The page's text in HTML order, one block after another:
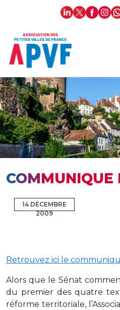
COMMUNIQUE
14 DÉCEMBRE
2009
Retrouvez ici le
Alors que le Sénat
du premier des quatre
réforme territoriale,